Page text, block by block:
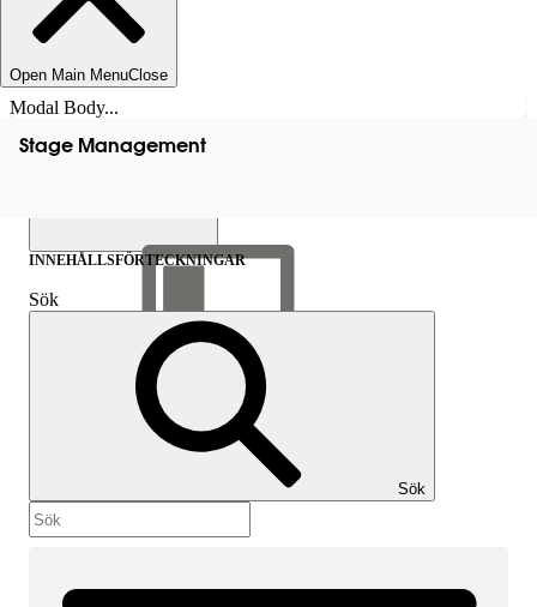
Open Main MenuClose
Modal Body...
Stage Management
Visa
innehållsförteckning
Innehållsförteckningar
INNEHÅLLSFÖRTECKNINGAR
Sök
Sök